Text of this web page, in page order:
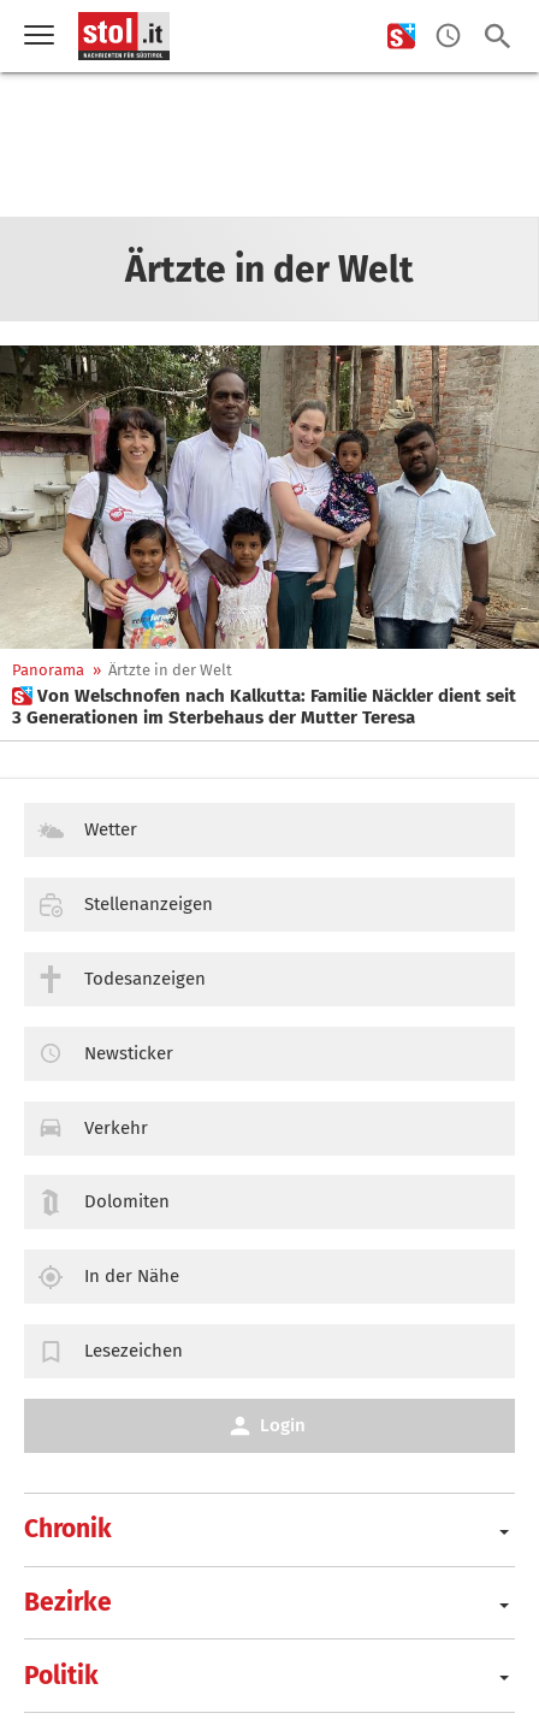
Ärtzte in der Welt
Panorama » Ärtzte in der Welt
 Von Welschnofen nach Kalkutta: Familie Näckler dient seit
3 Generationen im Sterbehaus der Mutter Teresa
Chronik
Bezirke
Politik
Wetter
Stellenanzeigen
Todesanzeigen
Newsticker
Verkehr
Dolomiten
In der Nähe
Lesezeichen
Login